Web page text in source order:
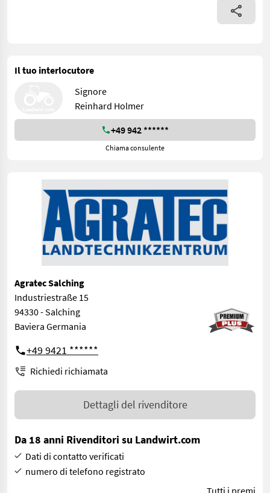
Il tuo interlocutore
Signore
Reinhard Holmer
+49 942 ******
Chiama consulente
Agratec Salching
Industriestraße 15
94330 - Salching
Baviera Germania
+49 9421 ******
Richiedi richiamata
Dettagli del rivenditore
Da 18 anni Rivenditori su Landwirt.com
Dati di contatto verificati
numero di telefono registrato